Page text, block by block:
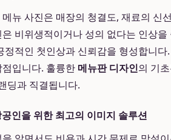
뉴 사진은 매장의 청결도, 재료의 신
비위생적이거나 성의 없다는 인상
정적인 첫인상과 신뢰감을 형성합니
입니다. 훌륭한 메뉴판 디자인의 기
딩과 직결됩니다.
인을 위한 최고의 이미지 솔루션